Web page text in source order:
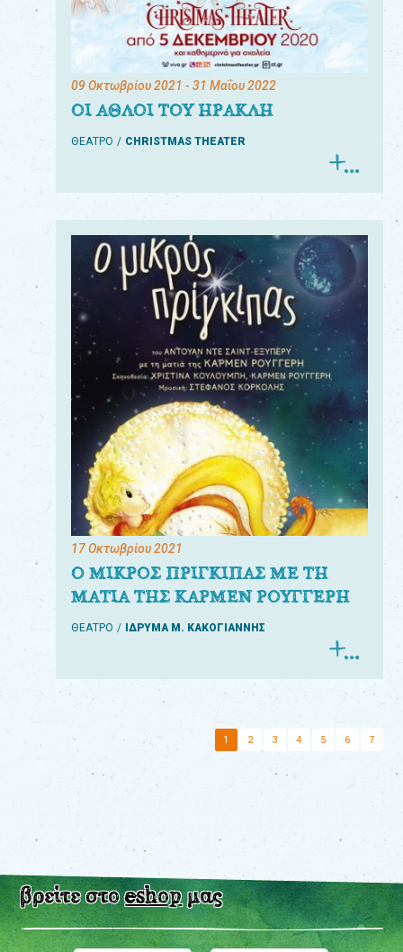
09 Οκτωβρίου 2021 - 31 Μαΐου 2022
ΟΙ ΑΘΛΟΙ ΤΟΥ ΗΡΑΚΛΗ
ΘΕΑΤΡΟ CHRISTMAS THEATER
17 Οκτωβρίου 2021
Ο ΜΙΚΡΟΣ ΠΡΙΓΚΙΠΑΣ ΜΕ ΤΗ
ΜΑΤΙΑ ΤΗΣ ΚΑΡΜΕΝ ΡΟΥΓΓΕΡΗ
ΘΕΑΤΡΟ ΙΔΡΥΜΑ Μ. ΚΑΚΟΓΙΑΝΝΗΣ
1 2 3 4 5 6 7
βρείτε στοeshopμας